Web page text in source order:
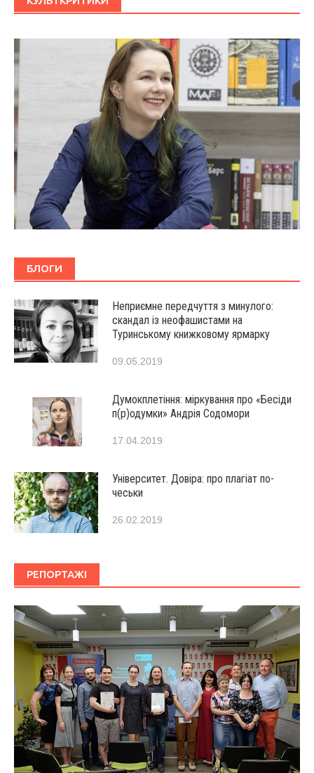
БЛОГИ
Неприємне передчуття з минулого:
скандал із неофашистами на
Туринському книжковому ярмарку
09.05.2019
Думокплетіння: міркування про «Бесіди
п(р)одумки» Андрія Содомори
17.04.2019
Університет. Довіра: про плагіат по-
чеськи
26.02.2019
РЕПОРТАЖІ